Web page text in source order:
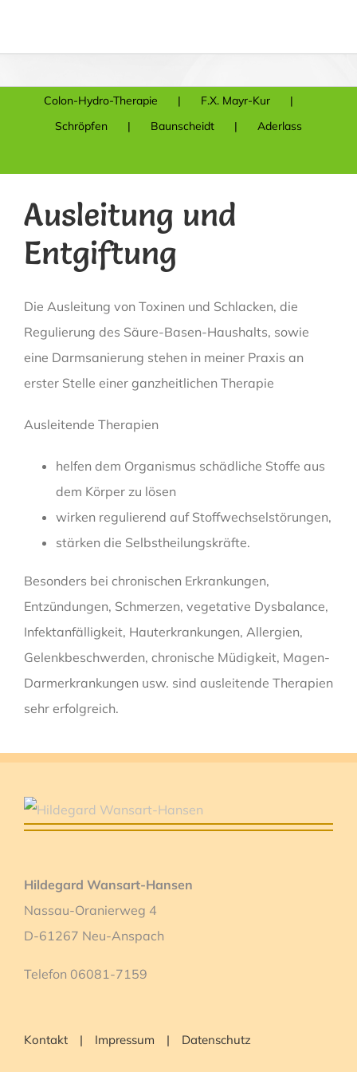
Colon-Hydro-Therapie
F.X. Mayr-Kur
Schröpfen
Baunscheidt Aderlass
Ausleitung und
Entgiftung
Die Ausleitung von Toxinen und Schlacken, die
Regulierung des Säure-Basen-Haushalts, sowie
eine Darmsanierung stehen in meiner Praxis an
erster Stelle einer ganzheitlichen Therapie
Ausleitende Therapien
helfen dem Organismus schädliche Stoffe aus
dem Körper zu lösen
wirken regulierend auf Stoffwechselstörungen,
stärken die Selbstheilungskräfte.
Besonders bei chronischen Erkrankungen,
Entzündungen, Schmerzen, vegetative Dysbalance,
Infektanfälligkeit, Hauterkrankungen, Allergien,
Gelenkbeschwerden, chronische Müdigkeit, Magen-
Darmerkrankungen usw. sind ausleitende Therapien
sehr erfolgreich.
Hildegard Wansart-Hansen
Nassau-Oranierweg 4
D-61267 Neu-Anspach
Telefon 06081-7159
Kontakt Impressum Datenschutz